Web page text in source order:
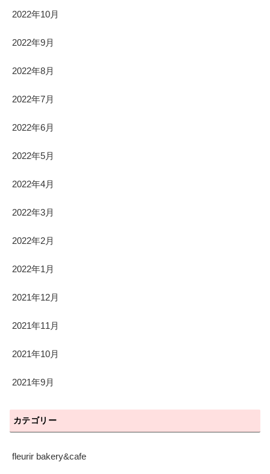
2022年10月
2022年9月
2022年8月
2022年7月
2022年6月
2022年5月
2022年4月
2022年3月
2022年2月
2022年1月
2021年12月
2021年11月
2021年10月
2021年9月
カテゴリー
fleurir bakery&cafe